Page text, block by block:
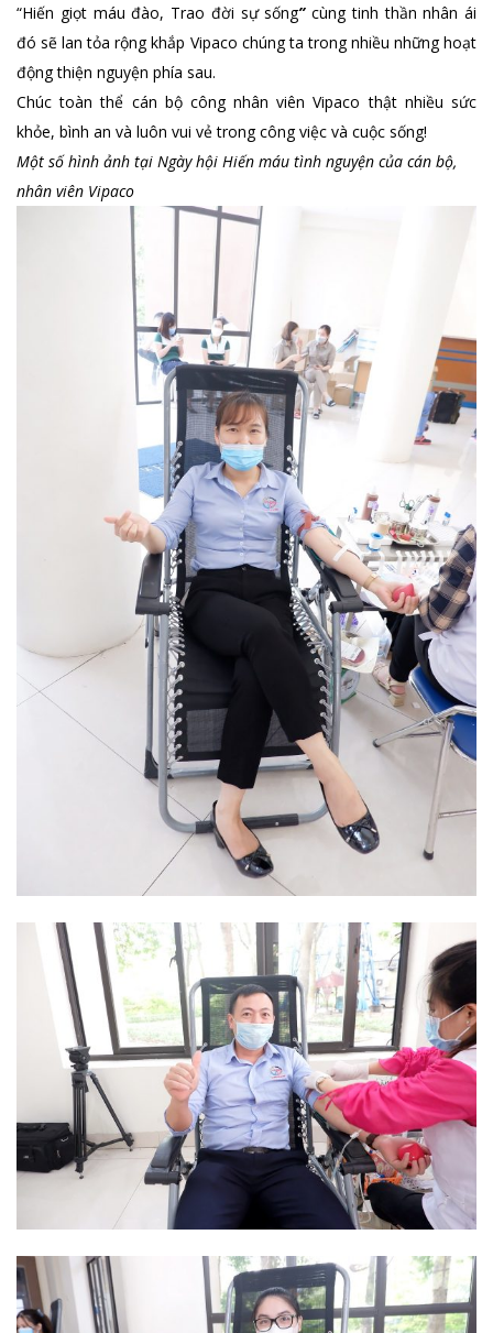
“Hiến giọt máu đào, Trao đời sự sống”cùng tinh thần nhân ái
đó sẽ lan tỏa rộng khắp Vipaco chúng ta trong nhiều những hoạt
động thiện nguyện phía sau.
Chúc toàn thể cán bộ công nhân viên Vipaco thật nhiều sức
khỏe, bình an và luôn vui vẻ trong công việc và cuộc sống!
Một số hình ảnh tại Ngày hội Hiến máu tình nguyện của cán bộ,
nhân viên Vipaco